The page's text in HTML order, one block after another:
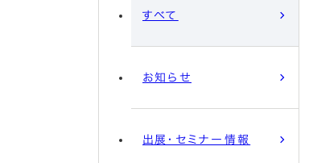
すべて
お知らせ
出展・セミナー情報